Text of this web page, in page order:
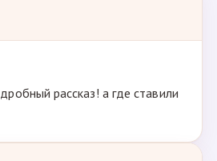
рассказ! а где ставили